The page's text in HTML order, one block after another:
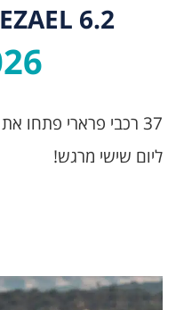
6.2
37 רכבי פרארי פתחו את הבוקר במסלול פצאל
ליום שישי מרגש!